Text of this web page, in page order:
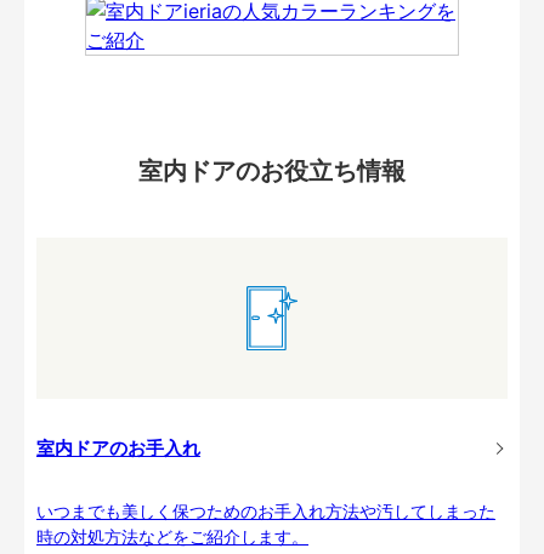
室内ドアのお役立ち情報
室内ドアのお手入れ
いつまでも美しく保つためのお手入れ方法や汚してしまった
時の対処方法などをご紹介します。